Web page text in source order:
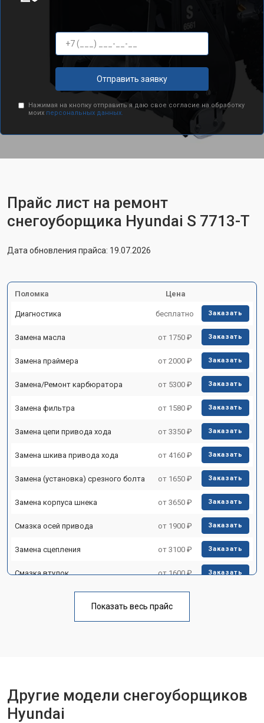
Отправить заявку
Нажимая на кнопку отправить я даю свое согласие на обработку
моих персональных данных.
Прайс лист на ремонт
снегоуборщика Hyundai S 7713-T
Дата обновления прайса: 19.07.2026
Поломка Цена
Диагностика бесплатно Заказать
Замена масла от 1750 ₽ Заказать
Замена праймера от 2000 ₽ Заказать
Замена/Pемонт карбюратора от 5300 ₽ Заказать
Замена фильтра от 1580 ₽ Заказать
Замена цепи привода хода от 3350 ₽ Заказать
Замена шкива привода хода от 4160 ₽ Заказать
Замена (установка) срезного болта от 1650 ₽ Заказать
Замена корпуса шнека от 3650 ₽ Заказать
Смазка осей привода от 1900 ₽ Заказать
Замена сцепления от 3100 ₽ Заказать
Смазка втулок от 1600 ₽ Заказать
Замена кронштейна трансмиссии от 3350 ₽
Ремонт троса газа от 2750 ₽
Ремонт редуктора
Показать весь прайс
Другие модели снегоуборщиков
Hyundai